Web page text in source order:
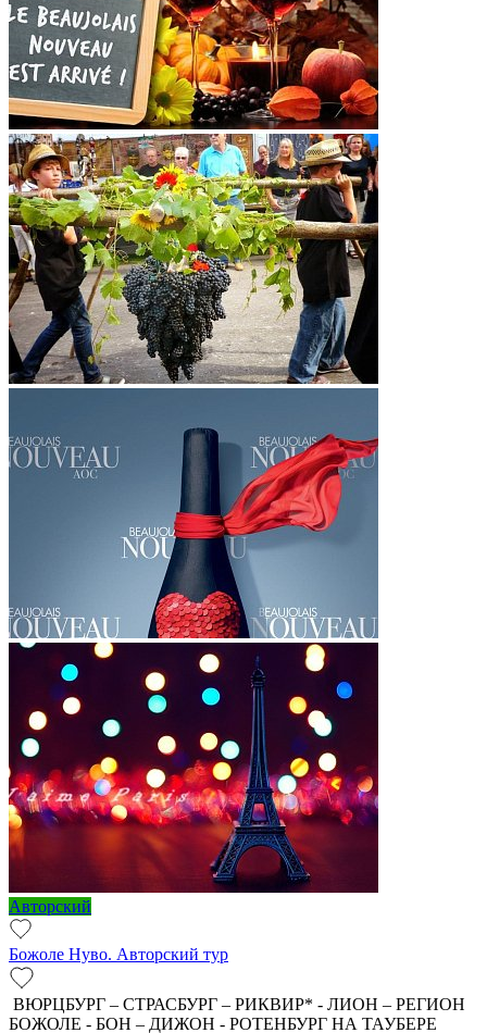
Авторский
Божоле Нуво. Авторский тур
ВЮРЦБУРГ – СТРАСБУРГ – РИКВИР* - ЛИОН – РЕГИОН
БОЖОЛЕ - БОН – ДИЖОН - РОТЕНБУРГ НА ТАУБЕРЕ